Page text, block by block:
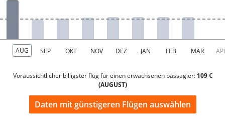
Voraussichtlicher billigster flug für einen erwachsenen passagier: 109 €
(AUGUST)
Daten mit günstigeren Flügen auswählen